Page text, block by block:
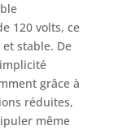
vos
travail
ont
120 volts, ce
stable. De
grâce à
réduites,
même